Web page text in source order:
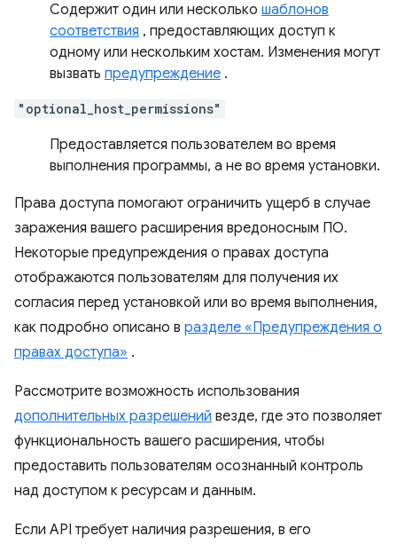
Содержит один или несколько шаблонов
соответствия , предоставляющих доступ к
одному или нескольким хостам. Изменения могут
вызвать предупреждение .
"optional_host_permissions"
Предоставляется пользователем во время
выполнения программы, а не во время установки.
Права доступа помогают ограничить ущерб в случае
заражения вашего расширения вредоносным ПО.
Некоторые предупреждения о правах доступа
отображаются пользователям для получения их
согласия перед установкой или во время выполнения,
как подробно описано в разделе «Предупреждения о
правах доступа» .
Рассмотрите возможность использования
дополнительных разрешений везде, где это позволяет
функциональность вашего расширения, чтобы
предоставить пользователям осознанный контроль
над доступом к ресурсам и данным.
Если API требует наличия разрешения, в его